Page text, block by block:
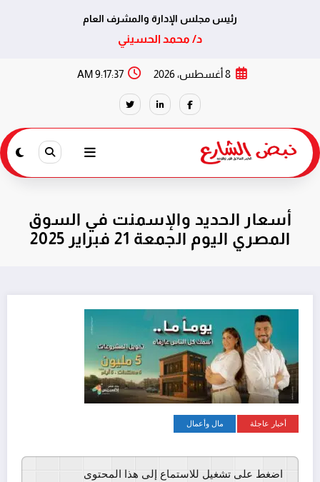
رئيس مجلس الإدارة والمشرف العام
د/ محمد الحسيني
8 أغسطس، 2026 9:17:37 AM
أسعار الحديد والإسمنت في السوق
المصري اليوم الجمعة 21 فبراير 2025
أخبار عاجلة مال وأعمال
اضغط على تشغيل للاستماع إلى هذا المحتوى